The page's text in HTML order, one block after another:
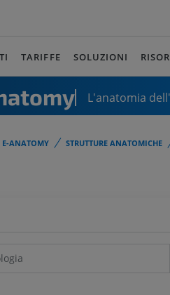
TARIFFE SOLUZIONI
L'anatomia dell'
E-ANATOMY STRUTTURE ANATOMICHE